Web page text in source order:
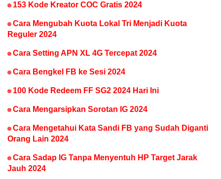
153 Kode Kreator COC Gratis 2024
Cara Mengubah Kuota Lokal Tri Menjadi Kuota
Reguler 2024
Cara Setting APN XL 4G Tercepat 2024
Cara Bengkel FB ke Sesi 2024
100 Kode Redeem FF SG2 2024 Hari Ini
Cara Mengarsipkan Sorotan IG 2024
Cara Mengetahui Kata Sandi FB yang Sudah Diganti
Orang Lain 2024
Cara Sadap IG Tanpa Menyentuh HP Target Jarak
Jauh 2024